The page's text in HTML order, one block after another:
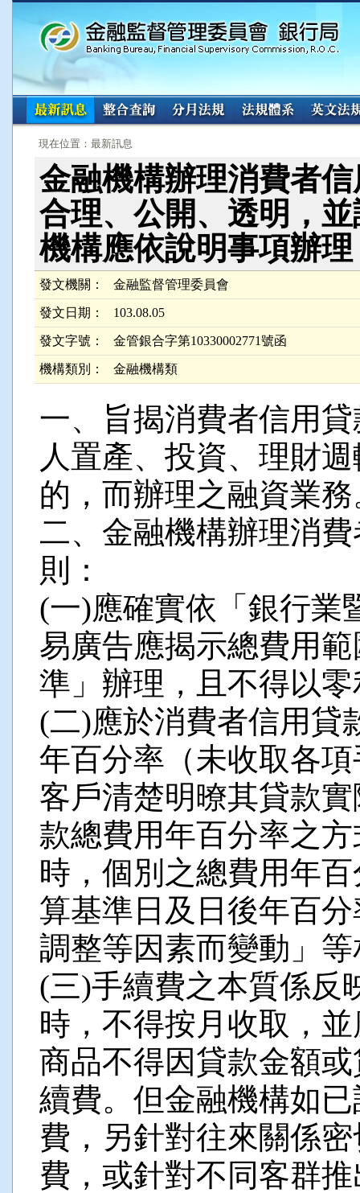
:::
現在位置：最新訊息
金融機構辦理消費者
合理、公開、透明，
機構應依說明事項辦
發文機關： 金融監督管理委員會
發文日期： 103.08.05
發文字號： 金管銀合字第10330002771號函
機構類別： 金融機構類
一、旨揭消費者信用
人置產、投資、理財
的，而辦理之融資業務
二、金融機構辦理消
則：
(一)應確實依「銀行業
易廣告應揭示總費用
準」辦理，且不得以
(二)應於消費者信用貸
年百分率（未收取各
客戶清楚明暸其貸款
款總費用年百分率之
時，個別之總費用年
算基準日及日後年百
調整等因素而變動」
(三)手續費之本質係反
時，不得按月收取，
商品不得因貸款金額
續費。但金融機構如
費，另針對往來關係
費，或針對不同客群